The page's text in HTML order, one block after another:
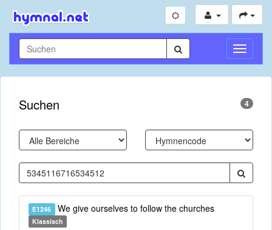
Suchen 4
E1246 We give ourselves to follow the churches
Klassisch